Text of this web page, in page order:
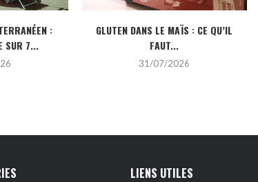
:
SUR 7...
GLUTEN DANS LE MAÏS : CE QU’IL
FAUT...
31/07/2026
LIENS UTILES